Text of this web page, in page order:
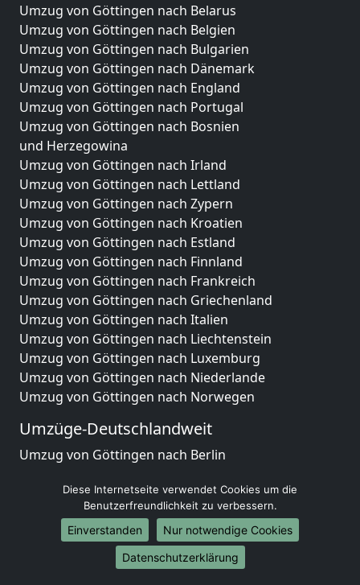
Umzug von Göttingen nach Belarus
Umzug von Göttingen nach Belgien
Umzug von Göttingen nach Bulgarien
Umzug von Göttingen nach Dänemark
Umzug von Göttingen nach England
Umzug von Göttingen nach Portugal
Umzug von Göttingen nach Bosnien
und Herzegowina
Umzug von Göttingen nach Irland
Umzug von Göttingen nach Lettland
Umzug von Göttingen nach Zypern
Umzug von Göttingen nach Kroatien
Umzug von Göttingen nach Estland
Umzug von Göttingen nach Finnland
Umzug von Göttingen nach Frankreich
Umzug von Göttingen nach Griechenland
Umzug von Göttingen nach Italien
Umzug von Göttingen nach Liechtenstein
Umzug von Göttingen nach Luxemburg
Umzug von Göttingen nach Niederlande
Umzug von Göttingen nach Norwegen
Umzüge-Deutschlandweit
Umzug von Göttingen nach Berlin
Umzug von Göttingen nach München
Umzug von Göttingen nach Köln
Umzug von Göttingen nach Frankfurt am Main
Umzug von Göttingen nach Stuttgart
Umzug von Göttingen nach Düsseldorf
Diese Internetseite verwendet Cookies um die
Benutzerfreundlichkeit zu verbessern.
Einverstanden
Nur notwendige Cookies
Datenschutzerklärung